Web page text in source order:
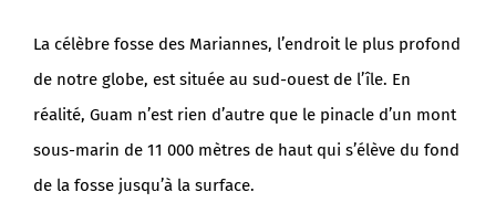
La célèbre fosse des Mariannes, l’endroit le plus profond
de notre globe, est située au sud-ouest de l’île. En
réalité, Guam n’est rien d’autre que le pinacle d’un mont
sous-marin de 11 000 mètres de haut qui s’élève du fond
de la fosse jusqu’à la surface.